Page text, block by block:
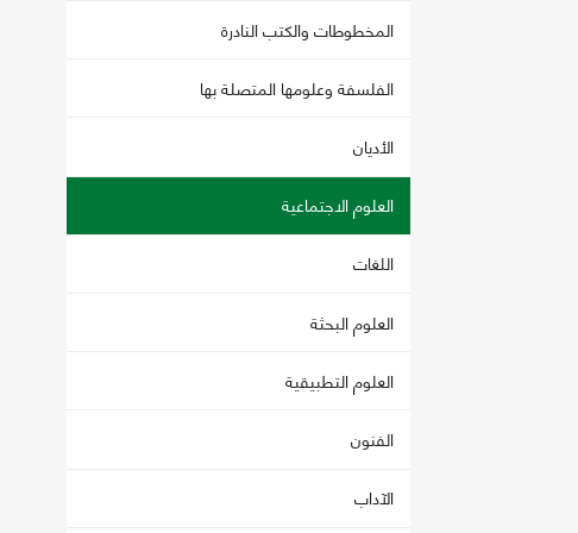
المخطوطات والكتب النادرة
الفلسفة وعلومها المتصلة بها
الأديان
العلوم الاجتماعية
اللغات
العلوم البحثة
العلوم التطبيقية
الفنون
الآداب